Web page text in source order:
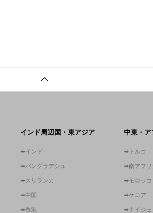
インド周辺国・東アジア
➡インド
➡バングラデシュ
➡スリランカ
➡中国
➡香港
中東・ア
➡トルコ
➡南アフリ
➡モロッコ
➡ケニア
➡ナイジェ